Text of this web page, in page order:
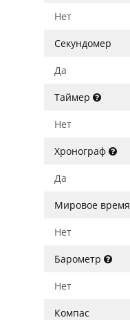
Нет
Секундомер
Да
Таймер
Нет
Хронограф
Да
Мировое время
Нет
Барометр
Нет
Компас